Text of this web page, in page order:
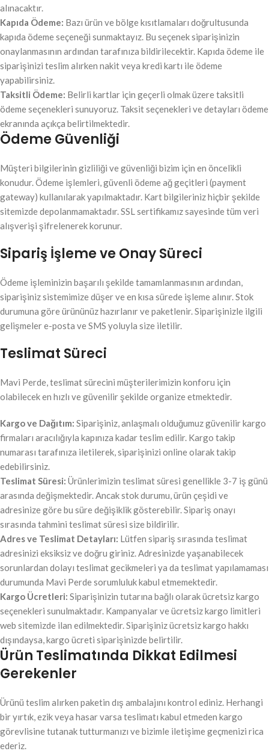
alınacaktır.
Kapıda Ödeme: Bazı ürün ve bölge kısıtlamaları doğrultusunda
kapıda ödeme seçeneği sunmaktayız. Bu seçenek siparişinizin
onaylanmasının ardından tarafınıza bildirilecektir. Kapıda ödeme ile
siparişinizi teslim alırken nakit veya kredi kartı ile ödeme
yapabilirsiniz.
Taksitli Ödeme: Belirli kartlar için geçerli olmak üzere taksitli
ödeme seçenekleri sunuyoruz. Taksit seçenekleri ve detayları ödeme
ekranında açıkça belirtilmektedir.
Ödeme Güvenliği
Müşteri bilgilerinin gizliliği ve güvenliği bizim için en öncelikli
konudur. Ödeme işlemleri, güvenli ödeme ağ geçitleri (payment
gateway) kullanılarak yapılmaktadır. Kart bilgileriniz hiçbir şekilde
sitemizde depolanmamaktadır. SSL sertifikamız sayesinde tüm veri
alışverişi şifrelenerek korunur.
Sipariş İşleme ve Onay Süreci
Ödeme işleminizin başarılı şekilde tamamlanmasının ardından,
siparişiniz sistemimize düşer ve en kısa sürede işleme alınır. Stok
durumuna göre ürününüz hazırlanır ve paketlenir. Siparişinizle ilgili
gelişmeler e-posta ve SMS yoluyla size iletilir.
Teslimat Süreci
Mavi Perde, teslimat sürecini müşterilerimizin konforu için
olabilecek en hızlı ve güvenilir şekilde organize etmektedir.
Kargo ve Dağıtım: Siparişiniz, anlaşmalı olduğumuz güvenilir kargo
firmaları aracılığıyla kapınıza kadar teslim edilir. Kargo takip
numarası tarafınıza iletilerek, siparişinizi online olarak takip
edebilirsiniz.
Teslimat Süresi: Ürünlerimizin teslimat süresi genellikle 3-7 iş günü
arasında değişmektedir. Ancak stok durumu, ürün çeşidi ve
adresinize göre bu süre değişiklik gösterebilir. Sipariş onayı
sırasında tahmini teslimat süresi size bildirilir.
Adres ve Teslimat Detayları: Lütfen sipariş sırasında teslimat
adresinizi eksiksiz ve doğru giriniz. Adresinizde yaşanabilecek
sorunlardan dolayı teslimat gecikmeleri ya da teslimat yapılamaması
durumunda Mavi Perde sorumluluk kabul etmemektedir.
Kargo Ücretleri: Siparişinizin tutarına bağlı olarak ücretsiz kargo
seçenekleri sunulmaktadır. Kampanyalar ve ücretsiz kargo limitleri
web sitemizde ilan edilmektedir. Siparişiniz ücretsiz kargo hakkı
dışındaysa, kargo ücreti siparişinizde belirtilir.
Ürün Teslimatında Dikkat Edilmesi
Gerekenler
Ürünü teslim alırken paketin dış ambalajını kontrol ediniz. Herhangi
bir yırtık, ezik veya hasar varsa teslimatı kabul etmeden kargo
görevlisine tutanak tutturmanızı ve bizimle iletişime geçmenizi rica
ederiz.